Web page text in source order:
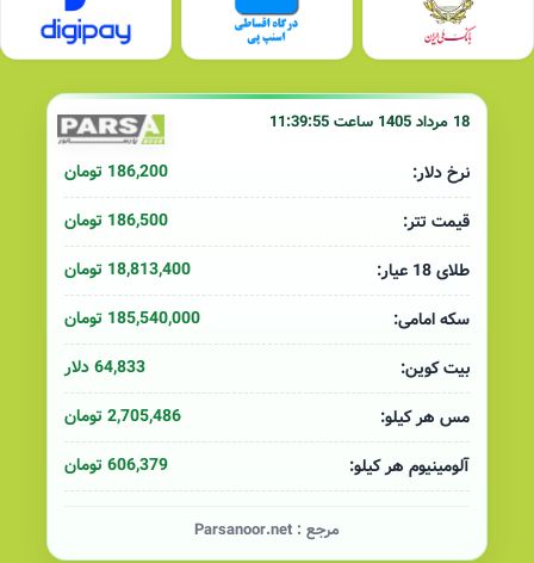
18 مرداد 1405 ساعت 11:39:55
نرخ دلار:
186,200 تومان
قیمت تتر:
186,500 تومان
طلای 18 عیار:
18,813,400 تومان
سکه امامی:
185,540,000 تومان
بیت کوین:
64,833 دلار
مس هر کیلو:
2,705,486 تومان
آلومینیوم هر کیلو:
606,379 تومان
مرجع : Parsanoor.net